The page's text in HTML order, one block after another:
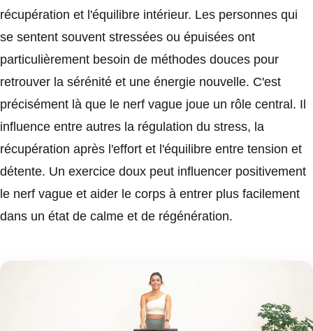
récupération et l'équilibre intérieur. Les personnes qui
se sentent souvent stressées ou épuisées ont
particulièrement besoin de méthodes douces pour
retrouver la sérénité et une énergie nouvelle. C'est
précisément là que le nerf vague joue un rôle central. Il
influence entre autres la régulation du stress, la
récupération après l'effort et l'équilibre entre tension et
détente. Un exercice doux peut influencer positivement
le nerf vague et aider le corps à entrer plus facilement
dans un état de calme et de régénération.